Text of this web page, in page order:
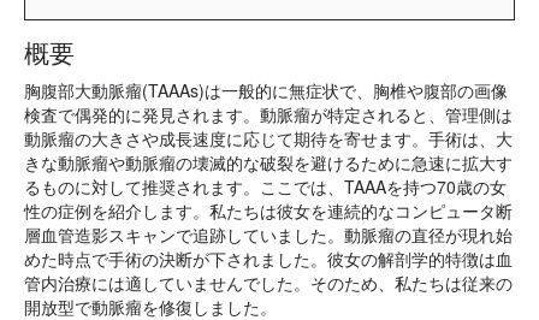
概要
胸腹部大動脈瘤(TAAAs)は一般的に無症状で、胸椎や腹部の画像
検査で偶発的に発見されます。動脈瘤が特定されると、管理側は
動脈瘤の大きさや成長速度に応じて期待を寄せます。手術は、大
きな動脈瘤や動脈瘤の壊滅的な破裂を避けるために急速に拡大す
るものに対して推奨されます。ここでは、TAAAを持つ70歳の女
性の症例を紹介します。私たちは彼女を連続的なコンピュータ断
層血管造影スキャンで追跡していました。動脈瘤の直径が現れ始
めた時点で手術の決断が下されました。彼女の解剖学的特徴は血
管内治療には適していませんでした。そのため、私たちは従来の
開放型で動脈瘤を修復しました。